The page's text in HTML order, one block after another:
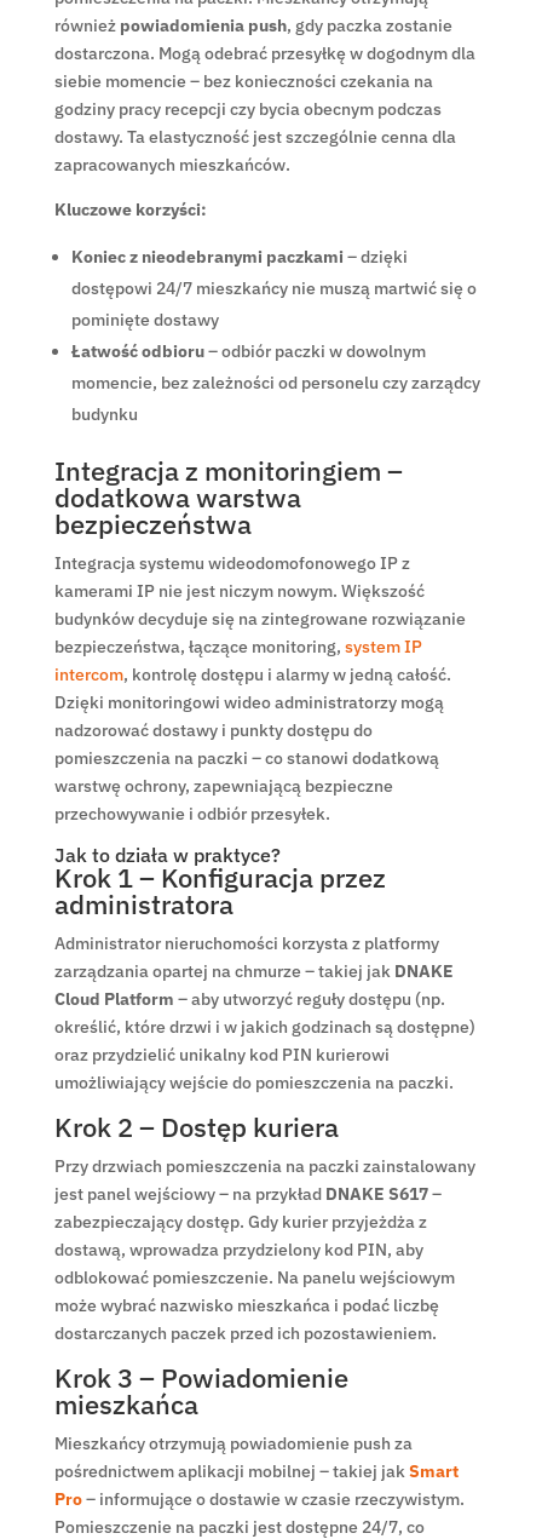
również powiadomienia push, gdy paczka zostanie
dostarczona. Mogą odebrać przesyłkę w dogodnym dla
siebie momencie – bez konieczności czekania na
godziny pracy recepcji czy bycia obecnym podczas
dostawy. Ta elastyczność jest szczególnie cenna dla
zapracowanych mieszkańców.
Kluczowe korzyści:
Koniec z nieodebranymi paczkami – dzięki
dostępowi 24/7 mieszkańcy nie muszą martwić się o
pominięte dostawy
Łatwość odbioru– odbiór paczki w dowolnym
momencie, bez zależności od personelu czy zarządcy
budynku
Integracja z monitoringiem –
dodatkowa warstwa
bezpieczeństwa
Integracja systemu wideodomofonowego IP z
kamerami IP nie jest niczym nowym. Większość
budynków decyduje się na zintegrowane rozwiązanie
bezpieczeństwa, łączące monitoring, system IP
intercom, kontrolę dostępu i alarmy w jedną całość.
Dzięki monitoringowi wideo administratorzy mogą
nadzorować dostawy i punkty dostępu do
pomieszczenia na paczki – co stanowi dodatkową
warstwę ochrony, zapewniającą bezpieczne
przechowywanie i odbiór przesyłek.
Jak to działa w praktyce?
Krok 1 – Konfiguracja przez
administratora
Administrator nieruchomości korzysta z platformy
zarządzania opartej na chmurze – takiej jak DNAKE
Cloud Platform – aby utworzyć reguły dostępu (np.
określić, które drzwi i w jakich godzinach są dostępne)
oraz przydzielić unikalny kod PIN kurierowi
umożliwiający wejście do pomieszczenia na paczki.
Krok 2 – Dostęp kuriera
Przy drzwiach pomieszczenia na paczki zainstalowany
jest panel wejściowy – na przykład DNAKE S617–
zabezpieczający dostęp. Gdy kurier przyjeżdża z
dostawą, wprowadza przydzielony kod PIN, aby
odblokować pomieszczenie. Na panelu wejściowym
może wybrać nazwisko mieszkańca i podać liczbę
dostarczanych paczek przed ich pozostawieniem.
Krok 3 – Powiadomienie
mieszkańca
Mieszkańcy otrzymują powiadomienie push za
pośrednictwem aplikacji mobilnej – takiej jakSmart
Pro– informujące o dostawie w czasie rzeczywistym.
Pomieszczenie na paczki jest dostępne 24/7, co